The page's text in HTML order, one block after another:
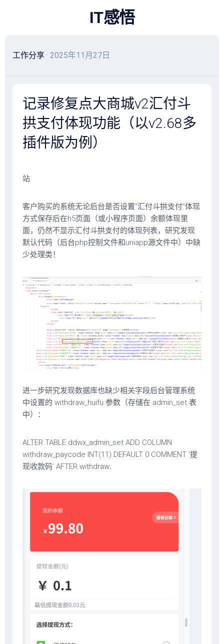
IT感悟
工作分享 · 2025年11月27日
记录修复点大商城v2汇付斗
拱支付体现功能（以v2.68多
插件版为例）
站
客户购买的系统无论后台是否设置“汇付斗拱支付”体现
方式保存后在h5页面（或小程序页面）余额体现里
面，仍然不显示汇付斗拱支付的体现列表，研究发现
默认代码（后台php控制文件和uniapp源文件中）中缺
少处理类！
进一步研究发现数据库也缺少相关字段后台管理系统
中设置的 withdraw_huifu 参数（存储在 admin_set 表
中）：
ALTER TABLE ddwx_admin_set ADD COLUMN
withdraw_paycode INT(11) DEFAULT 0 COMMENT ‘提
现收款码’ AFTER withdraw;